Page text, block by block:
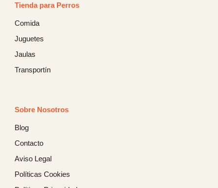
Tienda para Perros
Comida
Juguetes
Jaulas
Transportín
Sobre Nosotros
Blog
Contacto
Aviso Legal
Políticas Cookies